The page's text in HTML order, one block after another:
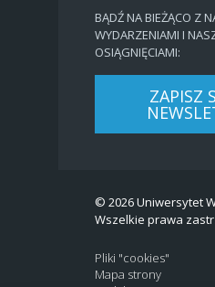
BĄDŹ NA BIEŻĄCO Z
WYDARZENIAMI I
OSIĄGNIĘCIAMI:
ZAPISZ
© 2026 Uniwersytet
Wszelkie prawa
Pliki "cookies"
Mapa strony